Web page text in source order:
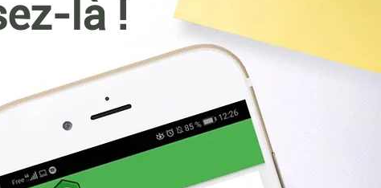
là !